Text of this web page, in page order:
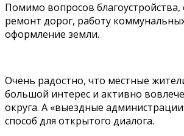
Помимо вопросов благоустройства,
ремонт дорог, работу
оформление земли.
Очень радостно, что местные
большой интерес и активно
округа. А «выездные
способ для открытого диалога.